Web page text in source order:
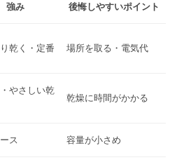
強み 後悔しやすいポイント
乾く・定番 場所を取る・電気代
やさしい乾
乾燥に時間がかかる
ス 容量が小さめ